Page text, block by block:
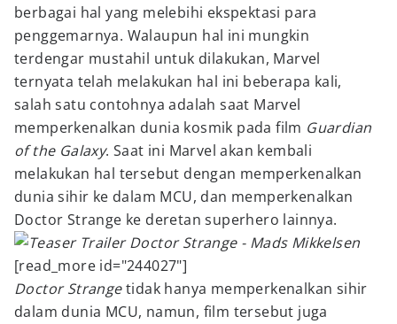
berbagai hal yang melebihi ekspektasi para
penggemarnya. Walaupun hal ini mungkin
terdengar mustahil untuk dilakukan, Marvel
ternyata telah melakukan hal ini beberapa kali,
salah satu contohnya adalah saat Marvel
memperkenalkan dunia kosmik pada film Guardian
of the Galaxy. Saat ini Marvel akan kembali
melakukan hal tersebut dengan memperkenalkan
dunia sihir ke dalam MCU, dan memperkenalkan
Doctor Strange ke deretan superhero lainnya.
[read_more id="244027"]
Doctor Strangetidak hanya memperkenalkan sihir
dalam dunia MCU, namun, film tersebut juga